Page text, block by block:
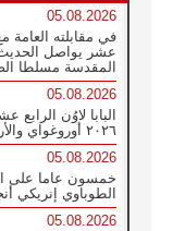
05.08.2026
في مقابلته العامة
عشر يواصل الحديث
المقدسة مسلطا
05.08.2026
البابا لاوُن
٢٠٢٦ أوروغواي والأرجنتين وبيرو
05.08.2026
خمسون عاما على
الطوباوي إنريكي
05.08.2026